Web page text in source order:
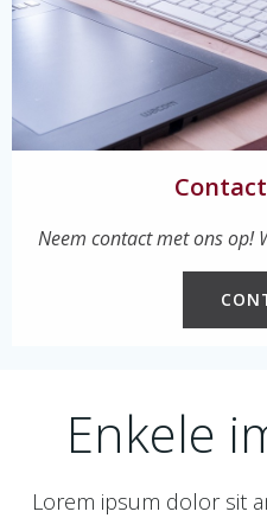
Neem contact met ons op!
Enkele
Lorem ipsum dolor sit